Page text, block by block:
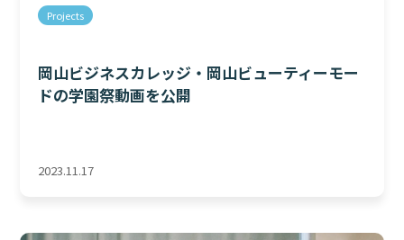
Projects
岡山ビジネスカレッジ・岡山ビューティーモー
ドの学園祭動画を公開
2023.11.17